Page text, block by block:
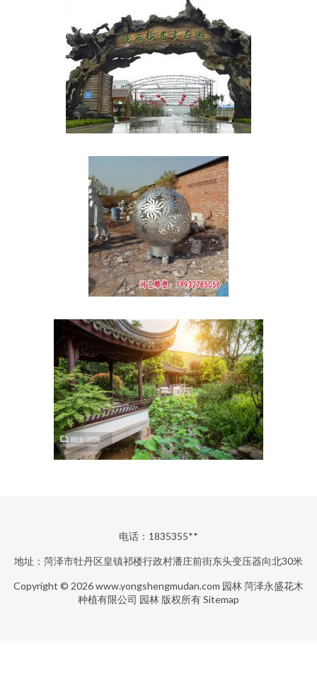
电话：1835355**
地址：菏泽市牡丹区皇镇祁楼行政村潘庄前街东头变压器向北30米
Copyright © 2026www.yongshengmudan.com 园林菏泽永盛花木
种植有限公司 园林 版权所有Sitemap